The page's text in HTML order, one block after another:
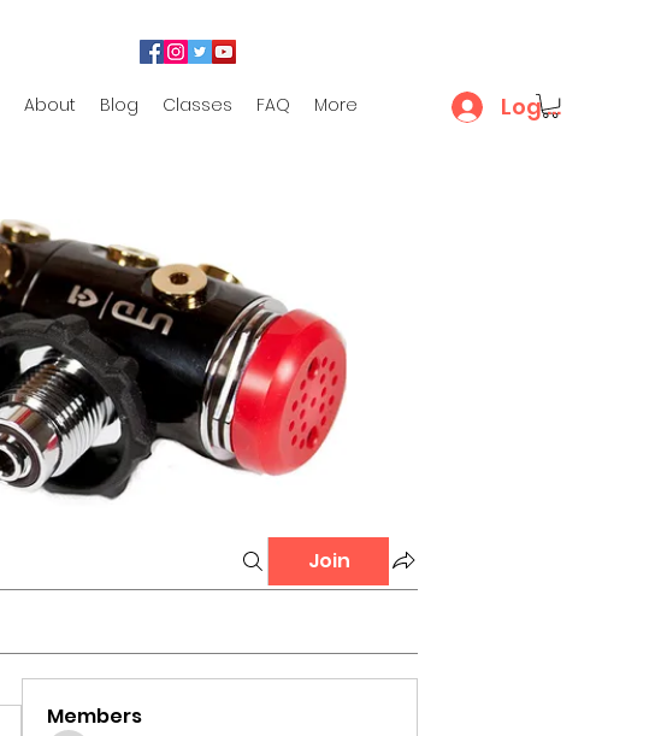
About Blog Classes FAQ More Log In
Join
Members